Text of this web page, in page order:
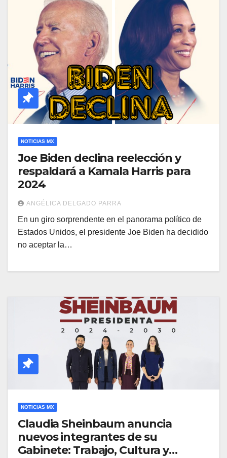
NOTICIAS MX
Joe Biden declina reelección y
respaldará a Kamala Harris para
2024
ANGÉLICA DELGADO PARRA
En un giro sorprendente en el panorama político de
Estados Unidos, el presidente Joe Biden ha decidido
no aceptar la…
NOTICIAS MX
Claudia Sheinbaum anuncia
nuevos integrantes de su
Gabinete: Trabajo, Cultura y